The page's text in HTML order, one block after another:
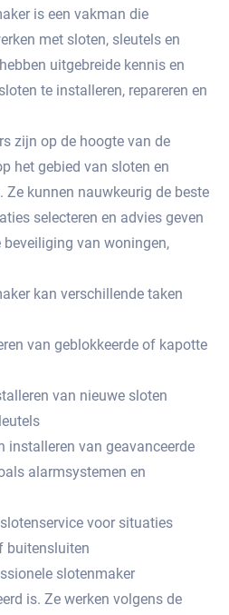
is een vakman die
met sloten, sleutels en
uitgebreide kennis en
te installeren, repareren en
zijn op de hoogte van de
het gebied van sloten en
kunnen nauwkeurig de beste
selecteren en advies geven
beveiliging van woningen,
kan verschillende taken
van geblokkeerde of kapotte
van nieuwe sloten
installeren van geavanceerde
alarmsystemen en
voor situaties
buitensluiten
slotenmaker
is.​ Ze werken volgens de